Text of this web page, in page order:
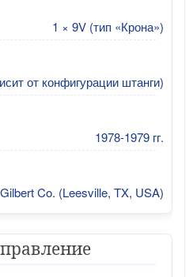
1 × 9V (тип «Крона»)
от конфигурации штанги)
1978-1979 гг.
Co. (Leesville, TX, USA)